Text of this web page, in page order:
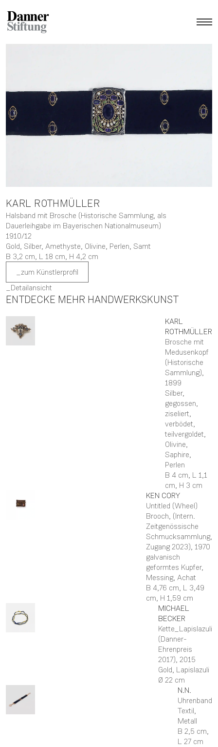
KARL ROTHMÜLLER
Halsband mit Brosche (Historische Sammlung, als
Dauerleihgabe im Bayerischen Nationalmuseum)
1910/12
Gold, Silber, Amethyste, Olivine, Perlen, Samt
B 3,2 cm, L 18 cm, H 4,2 cm
zum Künstlerprofil
Detailansicht
ENTDECKE MEHR HANDWERKSKUNST
KARL
ROTHMÜLLER
Brosche mit
Medusenkopf
(Historische
Sammlung),
1899
Silber,
gegossen,
ziseliert,
verbödet,
teilvergoldet,
Olivine,
Saphire,
Perlen
B 4 cm, L 1,1
cm, H 3 cm
KEN CORY
Untitled (Wheel)
Brooch, (Intern.
Zeitgenössische
Schmucksammlung,
Zugang 2023), 1970
galvanisch
geformtes Kupfer,
Messing, Achat
B 4,76 cm, L 3,49
cm, H 1,59 cm
MICHAEL
BECKER
Kette_Lapislazuli
(Danner-
Ehrenpreis
2017), 2015
Gold, Lapislazuli
Ø 22 cm
N.N.
Uhrenband
Textil,
Metall
B 2,5 cm,
L 27 cm